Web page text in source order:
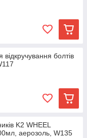
болтів
K2 WHEEL
аерозоль, W135